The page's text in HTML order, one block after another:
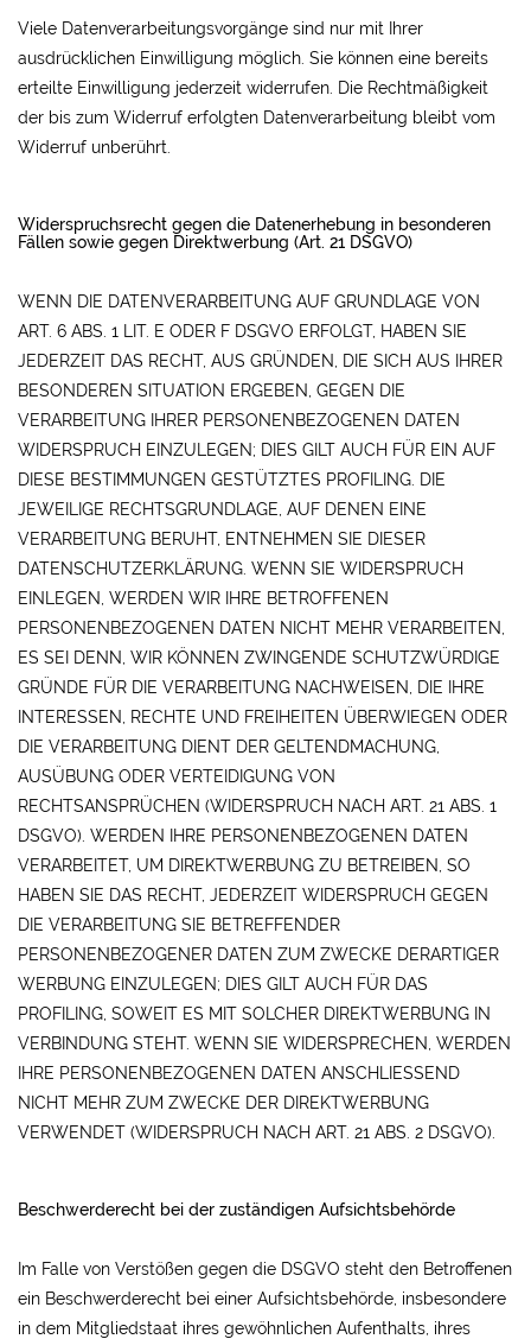
Viele Datenverarbeitungsvorgänge sind nur mit Ihrer
ausdrücklichen Einwilligung möglich. Sie können eine bereits
erteilte Einwilligung jederzeit widerrufen. Die Rechtmäßigkeit
der bis zum Widerruf erfolgten Datenverarbeitung bleibt vom
Widerruf unberührt.
Widerspruchsrecht gegen die Datenerhebung in besonderen
Fällen sowie gegen Direktwerbung (Art. 21 DSGVO)
WENN DIE DATENVERARBEITUNG AUF GRUNDLAGE VON
ART. 6 ABS. 1 LIT. E ODER F DSGVO ERFOLGT, HABEN SIE
JEDERZEIT DAS RECHT, AUS GRÜNDEN, DIE SICH AUS IHRER
BESONDEREN SITUATION ERGEBEN, GEGEN DIE
VERARBEITUNG IHRER PERSONENBEZOGENEN DATEN
WIDERSPRUCH EINZULEGEN; DIES GILT AUCH FÜR EIN AUF
DIESE BESTIMMUNGEN GESTÜTZTES PROFILING. DIE
JEWEILIGE RECHTSGRUNDLAGE, AUF DENEN EINE
VERARBEITUNG BERUHT, ENTNEHMEN SIE DIESER
DATENSCHUTZERKLÄRUNG. WENN SIE WIDERSPRUCH
EINLEGEN, WERDEN WIR IHRE BETROFFENEN
PERSONENBEZOGENEN DATEN NICHT MEHR VERARBEITEN,
ES SEI DENN, WIR KÖNNEN ZWINGENDE SCHUTZWÜRDIGE
GRÜNDE FÜR DIE VERARBEITUNG NACHWEISEN, DIE IHRE
INTERESSEN, RECHTE UND FREIHEITEN ÜBERWIEGEN ODER
DIE VERARBEITUNG DIENT DER GELTENDMACHUNG,
AUSÜBUNG ODER VERTEIDIGUNG VON
RECHTSANSPRÜCHEN (WIDERSPRUCH NACH ART. 21 ABS. 1
DSGVO). WERDEN IHRE PERSONENBEZOGENEN DATEN
VERARBEITET, UM DIREKTWERBUNG ZU BETREIBEN, SO
HABEN SIE DAS RECHT, JEDERZEIT WIDERSPRUCH GEGEN
DIE VERARBEITUNG SIE BETREFFENDER
PERSONENBEZOGENER DATEN ZUM ZWECKE DERARTIGER
WERBUNG EINZULEGEN; DIES GILT AUCH FÜR DAS
PROFILING, SOWEIT ES MIT SOLCHER DIREKTWERBUNG IN
VERBINDUNG STEHT. WENN SIE WIDERSPRECHEN, WERDEN
IHRE PERSONENBEZOGENEN DATEN ANSCHLIESSEND
NICHT MEHR ZUM ZWECKE DER DIREKTWERBUNG
VERWENDET (WIDERSPRUCH NACH ART. 21 ABS. 2 DSGVO).
Beschwerderecht bei der zuständigen Aufsichtsbehörde
Im Falle von Verstößen gegen die DSGVO steht den Betroffenen
ein Beschwerderecht bei einer Aufsichtsbehörde, insbesondere
in dem Mitgliedstaat ihres gewöhnlichen Aufenthalts, ihres